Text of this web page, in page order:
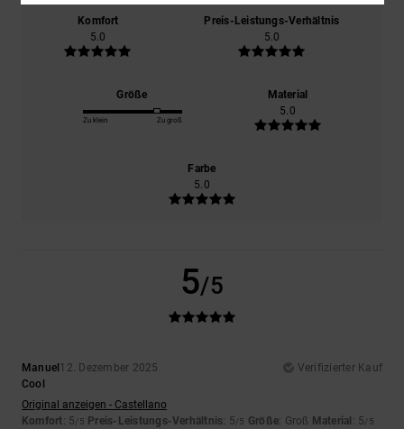
Komfort
5.0
Preis-Leistungs-Verhältnis
5.0
Größe
Zu klein Zu groß
Material
5.0
Farbe
5.0
5/5
Manuel 12. Dezember 2025
Verifizierter Kauf
Cool
Original anzeigen - Castellano
Komfort: 5/5 Preis-Leistungs-Verhältnis: 5/5 Größe: Groß Material : 5/5